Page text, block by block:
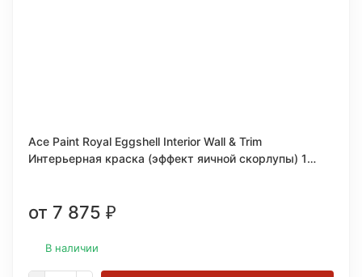
Ace Paint Royal Eggshell Interior Wall & Trim
Интерьерная краска (эффект яичной скорлупы) 1
от 7 875 ₽
В наличии